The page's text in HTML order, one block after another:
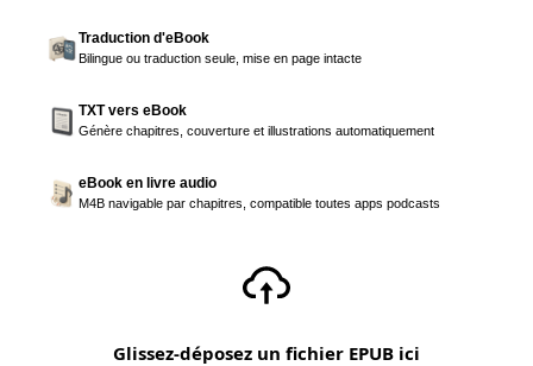
Traduction d'eBook
Bilingue ou traduction seule, mise en page intacte
TXT vers eBook
Génère chapitres, couverture et illustrations automatiquement
eBook en livre audio
M4B navigable par chapitres, compatible toutes apps podcasts
Glissez-déposez un fichier EPUB ici